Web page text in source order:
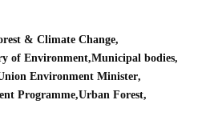
& Climate Change
of Environment Municipal bodies
Environment Minister
Programme Urban Forest